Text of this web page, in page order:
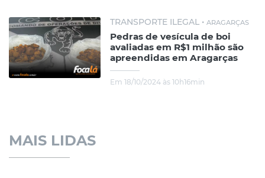
TRANSPORTE ILEGAL • ARAGARÇAS
Pedras de vesícula de boi
avaliadas em R$1 milhão são
apreendidas em Aragarças
Em 18/10/2024 às 10h16min
MAIS LIDAS